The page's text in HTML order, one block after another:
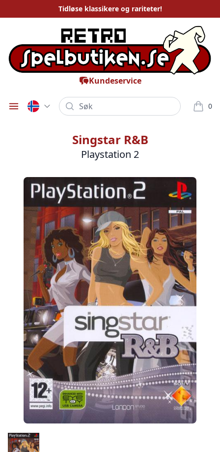
Tidløseklassikere og rariteter!
Kundeservice
Öppna meny
Søk 0
varor i
Singstar R&B
Playstation 2
Bilder